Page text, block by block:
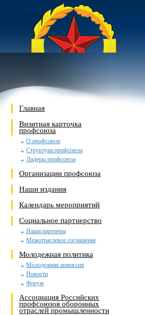
Главная
Визитная карточка
профсоюза
О профсоюзе
Структура профсоюза
Лидеры профсоюза
Организации профсоюза
Наши издания
Календарь мероприятий
Социальное партнерство
Наши партнеры
Межотраслевое соглашение
Молодежная политика
Молодежная комиссия
Новости
Форум
Ассоциация Российских
профсоюзов оборонных
отраслей промышленности